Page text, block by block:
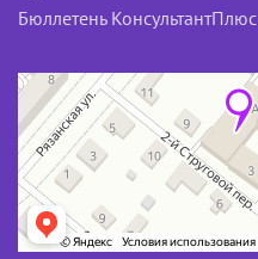
Бюллетень КонсультантПлюс